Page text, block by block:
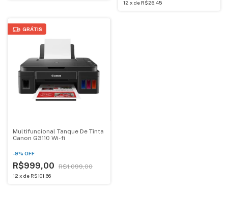
12 x de R$26,45
GRÁTIS
Multifuncional Tanque De Tinta
Canon G3110 Wi-fi
-9% OFF
R$999,00 R$1.099,00
12 x de R$101,66